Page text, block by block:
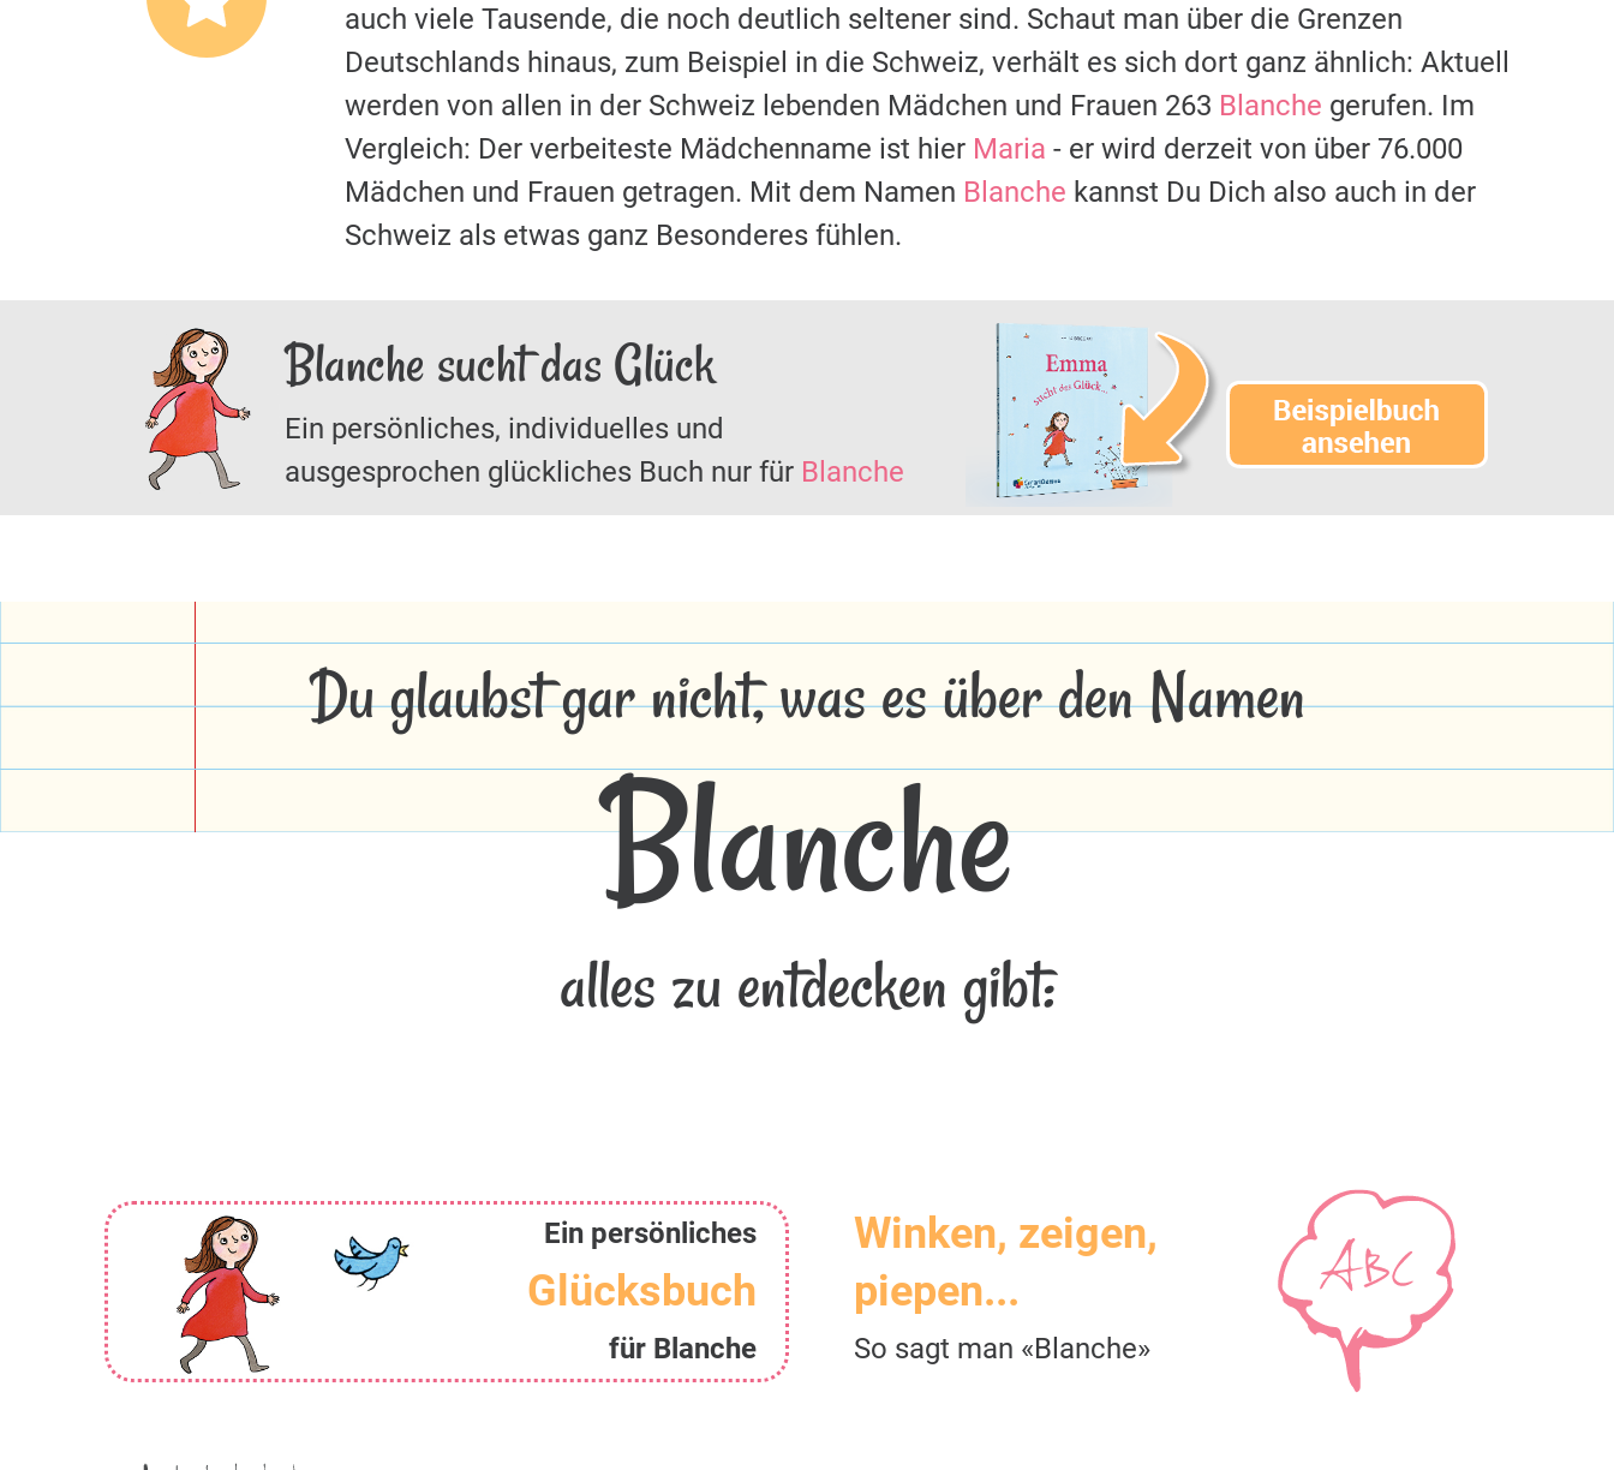
auch viele Tausende, die noch deutlich seltener sind. Schaut man über die Grenzen
Deutschlands hinaus, zum Beispiel in die Schweiz, verhält es sich dort ganz ähnlich: Aktuell
werden von allen in der Schweiz lebenden Mädchen und Frauen 263 Blanche gerufen. Im
Vergleich: Der verbeiteste Mädchenname ist hier Maria - er wird derzeit von über 76.000
Mädchen und Frauen getragen. Mit dem Namen Blanche kannst Du Dich also auch in der
Schweiz als etwas ganz Besonderes fühlen.
Blanche sucht das Glück
Ein persönliches, individuelles und
ausgesprochen glückliches Buch nur für Blanche
Du glaubst gar nicht, was es über den Namen
Blanche
alles zu entdecken gibt:
Ein persönliches
Glücksbuch
für Blanche
Winken, zeigen,
piepen...
So sagt man «Blanche»